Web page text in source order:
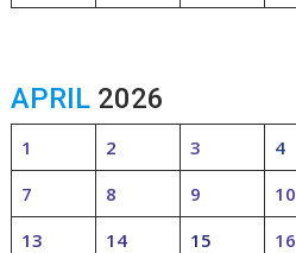
APRIL 2026
1 2 3 4
7
8 9 10
13
14 15 16